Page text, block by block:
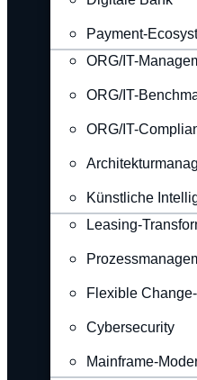
Payment-
ORG/IT-
ORG/IT-
ORG/IT-
Künstliche
Leasing-
Flexible
Cybersecurity
Mainframe-